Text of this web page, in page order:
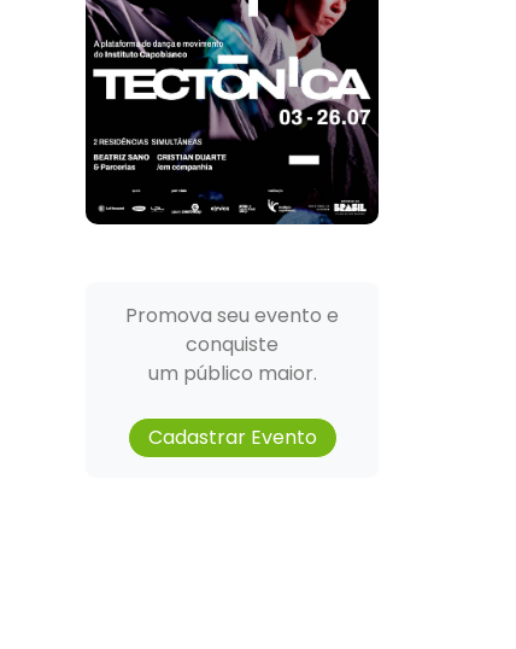
Promova seu evento e
conquiste
um público maior.
Cadastrar Evento